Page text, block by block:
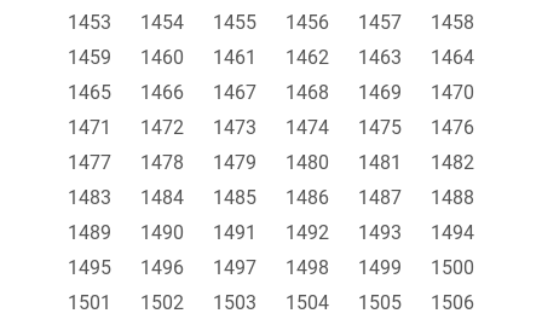
1453
1454 1455 1456 1457
1458
1459
1460 1461 1462 1463
1464
1465
1466 1467 1468 1469
1470
1471
1472 1473 1474 1475
1476
1477
1478 1479 1480 1481
1482
1483
1484 1485 1486 1487
1488
1489
1490 1491 1492 1493
1494
1495
1496 1497 1498 1499
1500
1501
1502 1503 1504 1505
1506